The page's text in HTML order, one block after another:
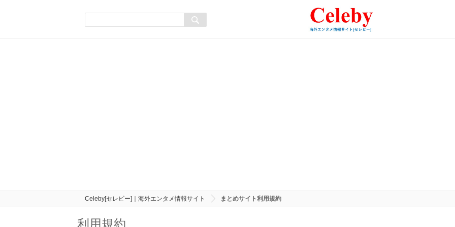
Celeby[セレビー]｜海外エンタメ情報サイト まとめサイト利用規約
利用規約